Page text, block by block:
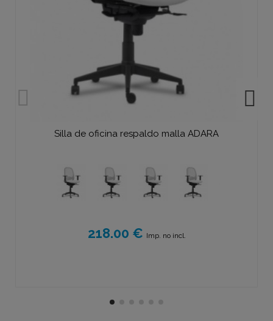
Silla de oficina respaldo malla ADARA
218.00 € Imp. no incl.